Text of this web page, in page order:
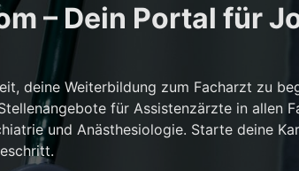
– Dein Portal für
deine Weiterbildung zum Facharzt zu
für Assistenzärzte in allen
und Anästhesiologie. Starte deine